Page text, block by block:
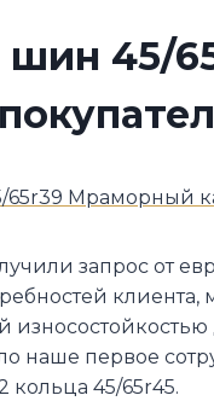
45/
65r39 Мраморный
запрос от
наше первое
кольца 45/65r45.